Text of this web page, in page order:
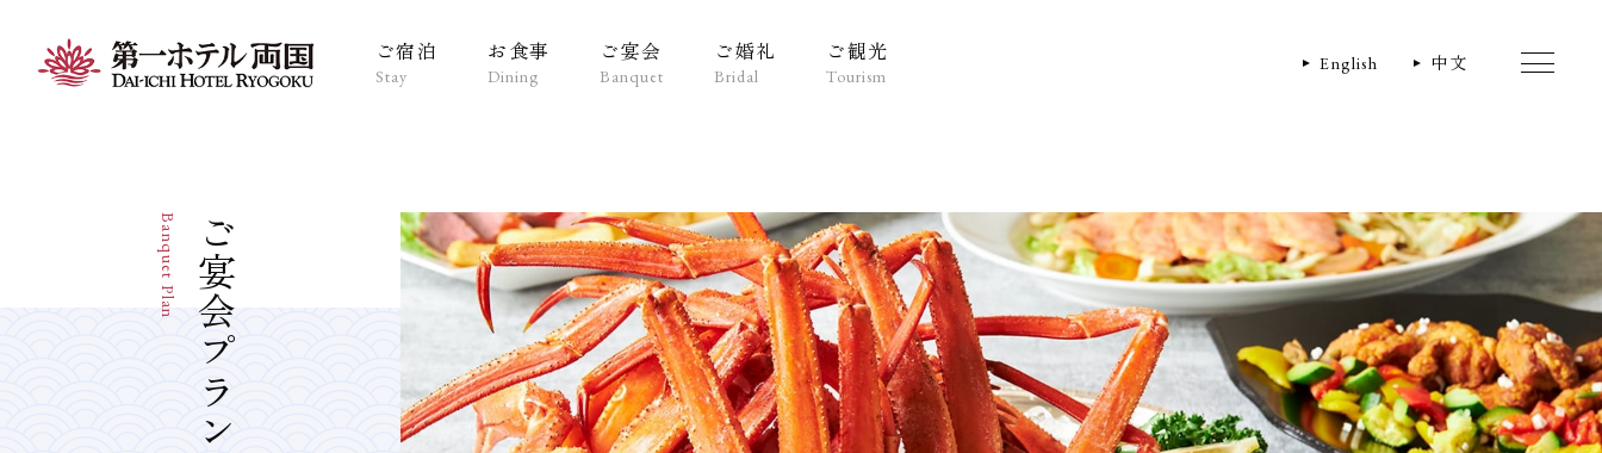
ご宿泊
Stay
お食事
Dining
ご宴会
Banquet
ご婚礼
Bridal
ご観光
Tourism
English 中文
ご宴会プラン
Banquet Plan